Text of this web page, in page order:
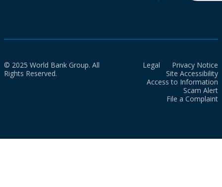
© 2025 World Bank Group. All
Rights Reserved.
Legal
Privacy Notice
Site Accessibility
Access to Information
Scam Alert
File a Complaint